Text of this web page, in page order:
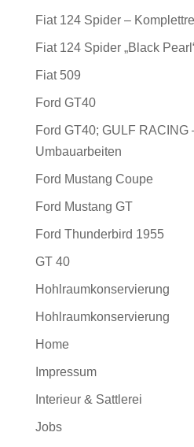
Fiat 124 Spider –
Fiat 124 Spider „Black
Fiat 509
Ford GT40
Ford GT40; GULF RACING
Umbauarbeiten
Ford Mustang Coupe
Ford Mustang GT
Ford Thunderbird 1955
GT 40
Hohlraumkonservierung
Hohlraumkonservierung
Home
Impressum
Interieur & Sattlerei
Jobs